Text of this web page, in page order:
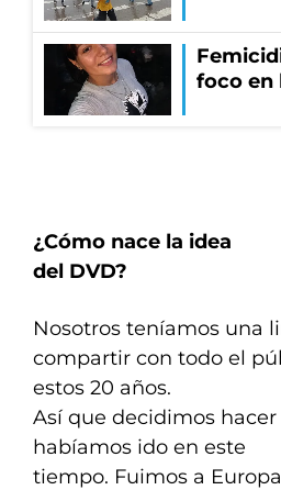
foco en
¿Cómo nace la idea
del DVD?
Nosotros teníamos una
compartir con todo el
estos 20 años.
Así que decidimos
habíamos ido en este
tiempo. Fuimos a